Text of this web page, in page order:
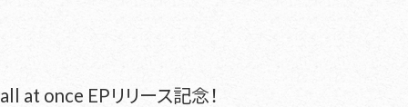
all at once EPリリース記念！